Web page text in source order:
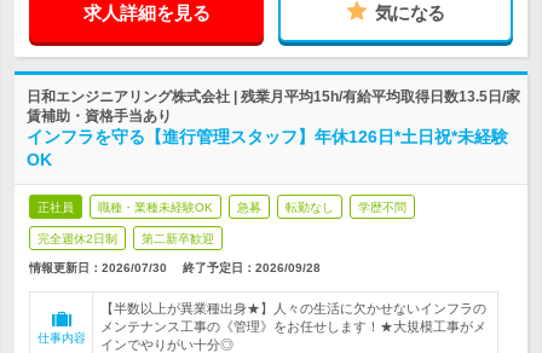
求人詳細を見る 気になる
日和エンジニアリング株式会社 | 残業月平均15h/有給平均取得日数13.5日/家
賃補助・資格手当あり
インフラを守る【進行管理スタッフ】年休126日*土日祝*未経験
OK
正社員 職種・業種未経験OK 急募 転勤なし 学歴不問
完全週休2日制 第二新卒歓迎
情報更新日：2026/07/30 終了予定日： 2026/09/28
仕事内容
【半数以上が異業種出身★】人々の生活に欠かせないインフラの
メンテナンス工事の《管理》をお任せします！★大規模工事がメ
インでやりがい十分◎